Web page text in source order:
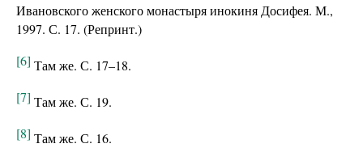
Ивановского женского монастыря инокиня Досифея. М.,
1997. С. 17. (Репринт.)
[6] Там же. С. 17–18.
[7] Там же. С. 19.
[8] Там же. С. 16.